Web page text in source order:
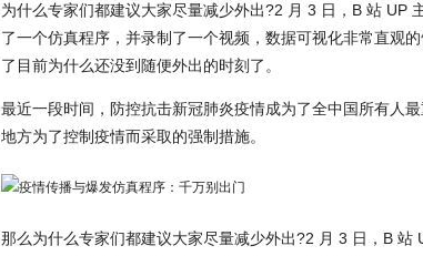
为什么专家们都建议大家尽量减少外出?2 月 3 日，B 站 UP
了一个仿真程序，并录制了一个视频，数据可视化非常直观
了目前为什么还没到随便外出的时刻了。
最近一段时间，防控抗击新冠肺炎疫情成为了全中国所有人
地方为了控制疫情而采取的强制措施。
那么为什么专家们都建议大家尽量减少外出?2 月 3 日，B 站